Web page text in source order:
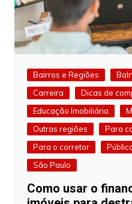
Bairros e Regiões
Carreira
Dicas de
Educação Imobiliária
Outras regiões
Para
Para o corretor
São Paulo
Como usar o